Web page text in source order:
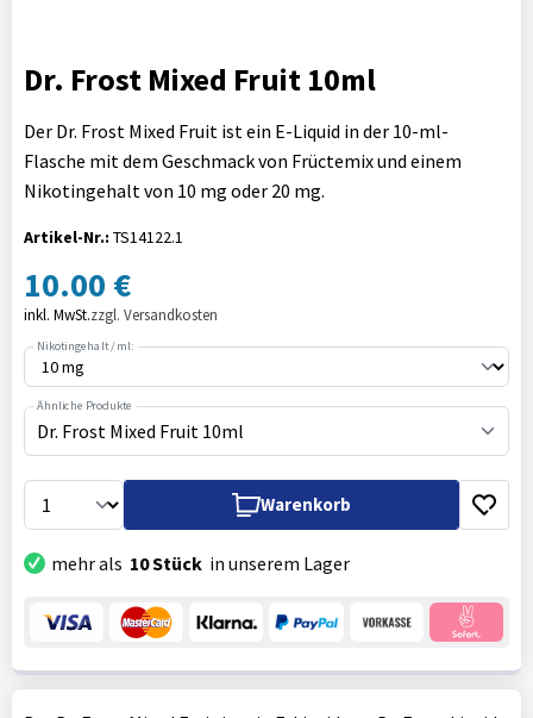
Dr. Frost Mixed Fruit 10ml
Der Dr. Frost Mixed Fruit ist ein E-Liquid in der 10-ml-
Flasche mit dem Geschmack von Früctemix und einem
Nikotingehalt von 10 mg oder 20 mg.
Artikel-Nr.: TS14122.1
10.00 €
inkl. MwSt.zzgl. Versandkosten
Nikotingehalt / ml:
Dr. Frost Mixed Fruit 10ml
Ähnliche Produkte
Warenkorb
mehr als 10 Stück in unserem Lager